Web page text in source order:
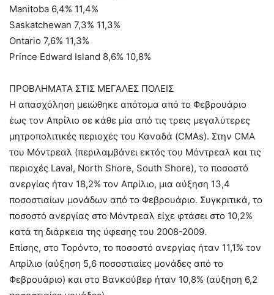
Manitoba 6,4% 11,4%
Saskatchewan 7,3% 11,3%
Ontario 7,6% 11,3%
Prince Edward Island 8,6% 10,8%
ΠΡΟΒΛΗΜΑΤΑ ΣΤΙΣ ΜΕΓΑΛΕΣ ΠΟΛΕΙΣ
Η απασχόληση μειώθηκε απότομα από το Φεβρουάριο
έως τον Απρίλιο σε κάθε μία από τις τρεις μεγαλύτερες
μητροπολιτικές περιοχές του Καναδά (CMAs). Στην CMA
του Μόντρεαλ (περιλαμβάνει εκτός του Μόντρεαλ και τις
περιοχές Laval, North Shore, South Shore), το ποσοστό
ανεργίας ήταν 18,2% τον Απρίλιο, μια αύξηση 13,4
ποσοστιαίων μονάδων από το Φεβρουάριο. Συγκριτικά, το
ποσοστό ανεργίας στο Μόντρεαλ είχε φτάσει στο 10,2%
κατά τη διάρκεια της ύφεσης του 2008-2009.
Επίσης, στο Τορόντο, το ποσοστό ανεργίας ήταν 11,1% τον
Απρίλιο (αύξηση 5,6 ποσοστιαίες μονάδες από το
Φεβρουάριο) και στο Βανκούβερ ήταν 10,8% (αύξηση 6,2